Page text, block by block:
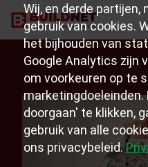
Wij, en derde partijen,
gebruik van cookies.
het bijhouden van
Google Analytics zijn
om voorkeuren op te
marketingdoeleinden.
doorgaan' te klikken,
gebruik van alle
ons privacybeleid.